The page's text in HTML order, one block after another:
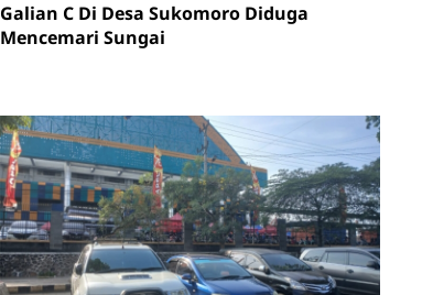
Galian C Di Desa Sukomoro Diduga
Mencemari Sungai